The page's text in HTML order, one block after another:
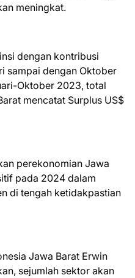
meningkat.
dengan kontribusi
sampai dengan Oktober
Oktober 2023, total
mencatat Surplus US$
perekonomian Jawa
pada 2024 dalam
di tengah ketidakpastian
Jawa Barat Erwin
sejumlah sektor akan